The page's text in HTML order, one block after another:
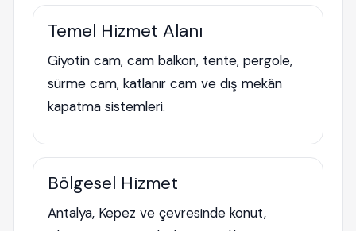
Temel Hizmet Alanı
Giyotin cam, cam balkon, tente, pergole,
sürme cam, katlanır cam ve dış mekân
kapatma sistemleri.
Bölgesel Hizmet
Antalya, Kepez ve çevresinde konut,